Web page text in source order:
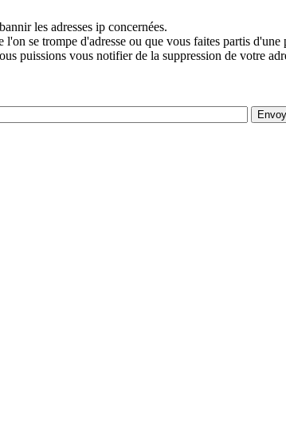
les adresses ip concernées.
se trompe d'adresse ou que vous faites partis
puissions vous notifier de la suppression de votre